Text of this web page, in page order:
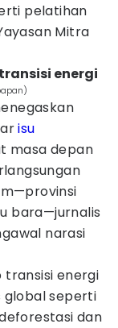
pelatihan
Mitra
energi
isu
masa depan
bara—jurnalis
narasi
transisi energi
global seperti
dan